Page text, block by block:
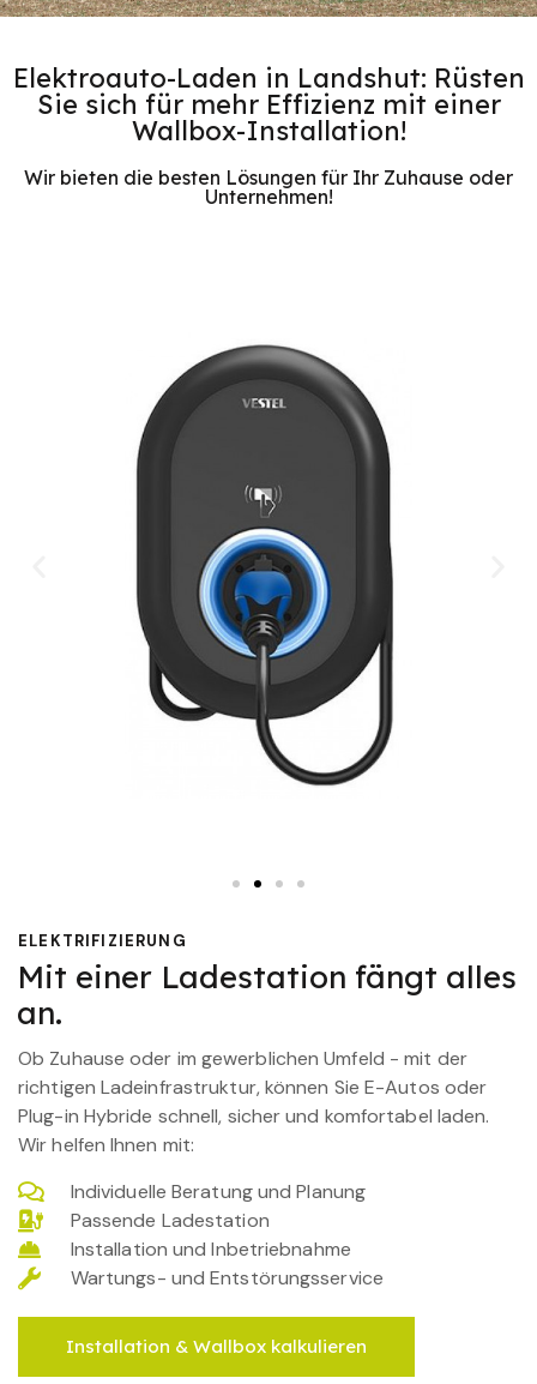
Elektroauto-Laden in Landshut: Rüsten
Sie sich für mehr Effizienz mit einer
Wallbox-Installation!
Wir bieten die besten Lösungen für Ihr Zuhause oder
Unternehmen!
ELEKTRIFIZIERUNG
Mit einer Ladestation fängt alles
an.
Ob Zuhause oder im gewerblichen Umfeld - mit der
richtigen Ladeinfrastruktur, können Sie E-Autos oder
Plug-in Hybride schnell, sicher und komfortabel laden.
Wir helfen Ihnen mit:
Individuelle Beratung und Planung
Passende Ladestation
Installation und Inbetriebnahme
Wartungs- und Entstörungsservice
Installation & Wallbox kalkulieren